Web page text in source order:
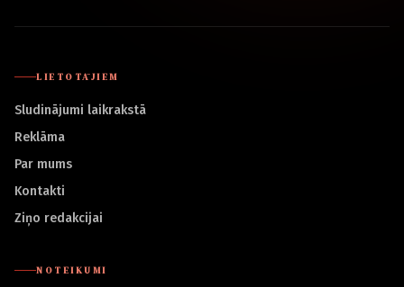
LIETOTĀJIEM
Sludinājumi laikrakstā
Reklāma
Par mums
Kontakti
Ziņo redakcijai
NOTEIKUMI